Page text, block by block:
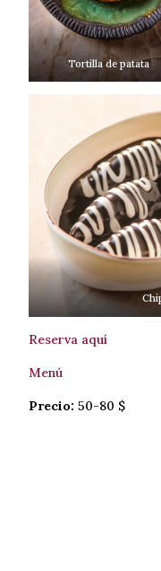
Tortilla de patata
Reserva aquí
Menú
Precio: 50-80 $